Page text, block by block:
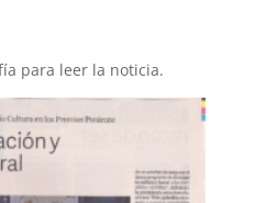
para leer la noticia.